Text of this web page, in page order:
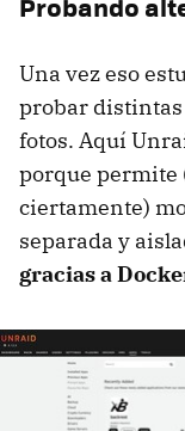
Una vez eso
probar
fotos. Aquí
porque permite
ciertamente)
separada y
gracias a